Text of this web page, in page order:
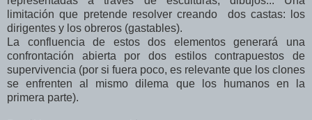
limitación que pretende resolver creando dos castas: los
dirigentes y los obreros (gastables).
La confluencia de estos dos elementos generará una
confrontación abierta por dos estilos contrapuestos de
supervivencia (por si fuera poco, es relevante que los clones
se enfrenten al mismo dilema que los humanos en la
primera parte).